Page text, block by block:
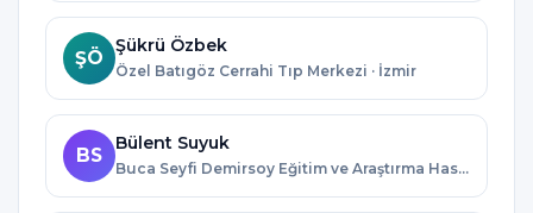
ŞÖ
Şükrü Özbek
Özel Batıgöz Cerrahi Tıp Merkezi · İzmir
BS
Bülent Suyuk
Buca Seyfi Demirsoy Eğitim ve Araştırma Hastanesi · İzmir